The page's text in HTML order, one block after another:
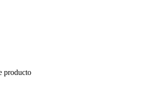
producto